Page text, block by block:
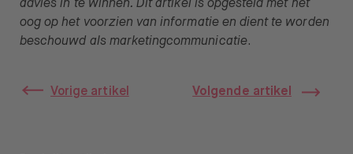
advies in te winnen. Dit artikel is opgesteld met het
oog op het voorzien van informatie en dient te worden
beschouwd als marketingcommunicatie.
Vorige artikel Volgende artikel